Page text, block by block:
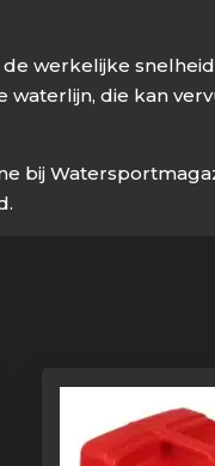
werkelijke
die kan
bij